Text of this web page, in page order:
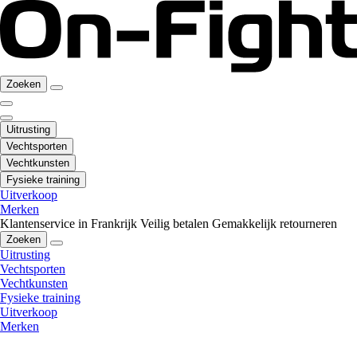
Zoeken
Uitrusting
Vechtsporten
Vechtkunsten
Fysieke training
Uitverkoop
Merken
Klantenservice in Frankrijk Veilig betalen Gemakkelijk retourneren
Zoeken
Uitrusting
Vechtsporten
Vechtkunsten
Fysieke training
Uitverkoop
Merken